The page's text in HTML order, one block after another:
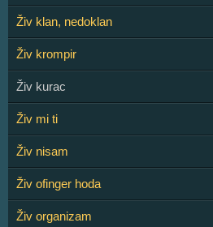
Živ klan, nedoklan
Živ krompir
Živ kurac
Živ mi ti
Živ nisam
Živ ofinger hoda
Živ organizam